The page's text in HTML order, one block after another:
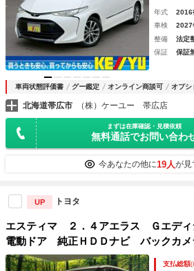
年式 2016
車検
2027
整備
法定
保証
保証
車両状態評価書 グー鑑定 オンライン商談可 オプシ
北海道帯広市 （株）ケーユー 帯広店
まずは在庫確認・見積依頼
無料通話でお問い合わ
今あなたの他に19人が見
UP トヨタ
エスティマ ２．４アエラス Ｇエデ
電動ドア 純正ＨＤＤナビ バックカ
キー ＨＩＤヘッド オートライト デ
支払総額(